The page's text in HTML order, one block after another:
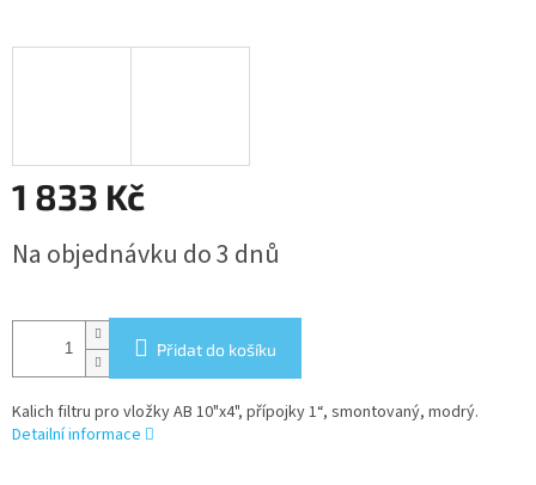
1 833 Kč
cena:
Na objednávku do 3 dnů
Přidat do košíku
Kalich filtru pro vložky AB 10"x4", přípojky 1“, smontovaný, modrý.
Detailní informace